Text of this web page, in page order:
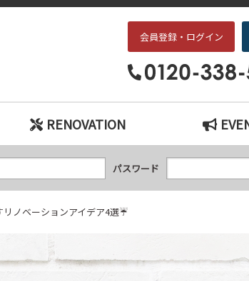
ションアイデア4選☔｜枚方・交野エリアの中古戸建
会員登録・ログイン
RENOVATION
パスワード
ノベーションアイデア4選☔